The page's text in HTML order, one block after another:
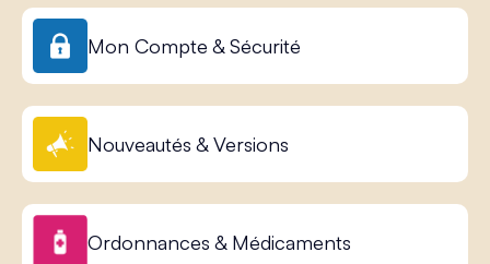
Mon Compte & Sécurité
Nouveautés & Versions
Ordonnances & Médicaments